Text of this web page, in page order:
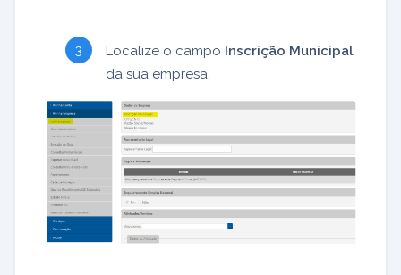
Localize o campo Inscrição Municipal
da sua empresa.